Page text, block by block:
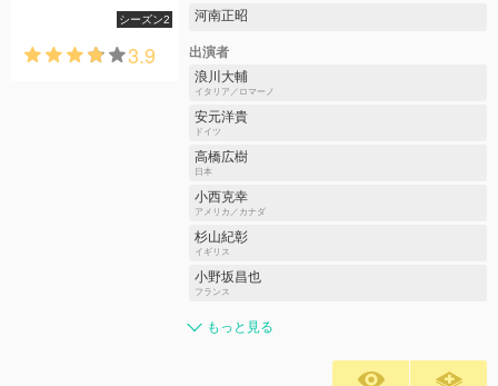
シーズン2
3.9
河南正昭
出演者
浪川大輔
イタリア／ロマーノ
安元洋貴
ドイツ
高橋広樹
日本
小西克幸
アメリカ／カナダ
杉山紀彰
イギリス
小野坂昌也
フランス
もっと見る